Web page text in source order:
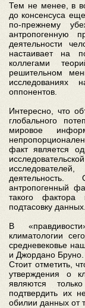
Тем не менее, в
до консенсуса
по-прежнему
антропогенную
деятельности
настаивает на
коллегами
решительном
оппонентов.
Интересно, что
глобального
мировое
факт является
антропогенный
такого
подтасовку данных.
В
климатологии
средневековье
и Джордано
Стоит отметить,
утверждения о
являются
подтвердить их
обилии данных от